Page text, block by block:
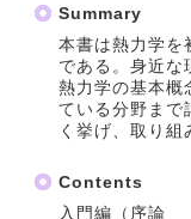
Summary
本書は熱力学を
である。身近な
熱力学の基本概
ている分野まで
く挙げ、取り組
Contents
入門編（序論